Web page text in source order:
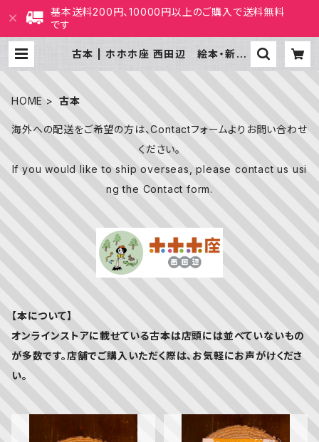
基本送料200円、10000円以上のご購入で送料無料
です
古本 | ホホホ座 西田辺 絵本・新刊
HOME 古本
海外への配送をご希望の方は、Contactフォームよりお問い合わせ
ください。
If you would like to ship overseas, please contact us usi
ng the Contact form.
【本について】
オンラインストアに載せている古本は店頭には並べていないもの
が多数です。店舗でご購入いただく際は、お気軽にお声がけくださ
い。